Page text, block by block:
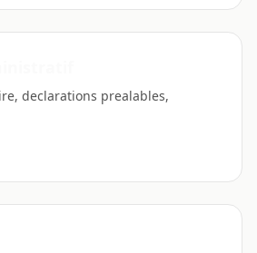
declarations prealables,